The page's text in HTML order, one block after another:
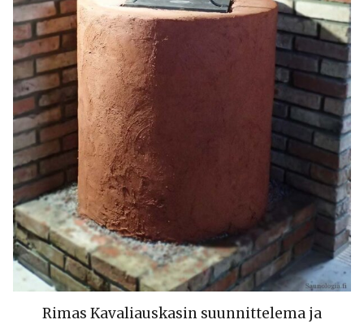
Rimas Kavaliauskasin suunnittelema ja